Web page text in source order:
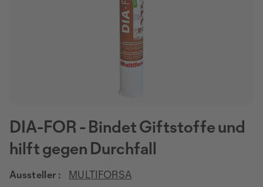
DIA-FOR - Bindet Giftstoffe und
hilft gegen Durchfall
Aussteller :
MULTIFORSA